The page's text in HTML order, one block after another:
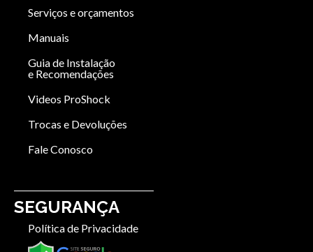
Serviços e orçamentos
Manuais
Guia de Instalação
e Recomendações
Videos ProShock
Trocas e Devoluções
Fale Conosco
SEGURANÇA
Política de Privacidade